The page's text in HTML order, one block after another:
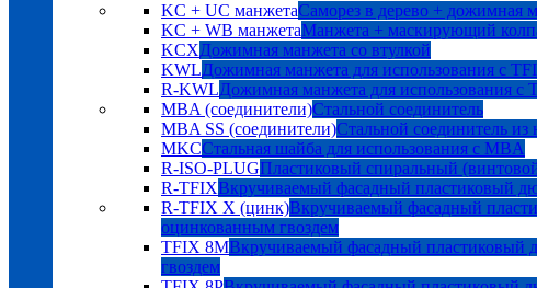
KC + UC манжетаСаморез в дерево + дожимная
KC + WB манжетаМанжета + маскирующий
KCXДожимная манжета со втулкой
KWLДожимная манжета для использования с
R-KWLДожимная манжета для использования с
MBA (соединители)Стальной соединитель
MBA SS (соединители)Стальной соединитель
MKCСтальная шайба для использования с MBA
R-ISO-PLUGПластиковый спиральный
R-TFIXВкручиваемый фасадный пластиковый
R-TFIX X (цинк)Вкручиваемый фасадный
оцинкованным гвоздем
TFIX 8MВкручиваемый фасадный пластиковый
гвоздем